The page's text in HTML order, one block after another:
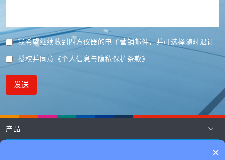
我希望继续收到四方仪器的电子营销邮件，并可选择随时退订
授权并同意 《个人信息与隐私保护条款》
发送
产品
×